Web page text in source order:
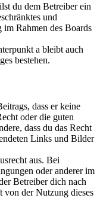
du dem Betreiber ein
und
im Rahmen des Boards
a bleibt auch
bestehen.
dass er keine
oder die guten
dass du das Recht
Links und Bilder
aus. Bei
oder anderer im
Betreiber dich nach
von der Nutzung dieses